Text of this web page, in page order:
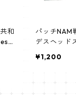
和
）
パッチNAM
デスヘッド
¥1,200